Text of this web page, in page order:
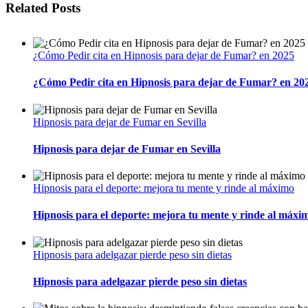
Related Posts
¿Cómo Pedir cita en Hipnosis para dejar de Fumar? en 2025
¿Cómo Pedir cita en Hipnosis para dejar de Fumar? en
Hipnosis para dejar de Fumar en Sevilla
Hipnosis para dejar de Fumar en Sevilla
Hipnosis para el deporte: mejora tu mente y rinde al máximo
Hipnosis para el deporte: mejora tu mente y rinde al
Hipnosis para adelgazar pierde peso sin dietas
Hipnosis para adelgazar pierde peso sin dietas